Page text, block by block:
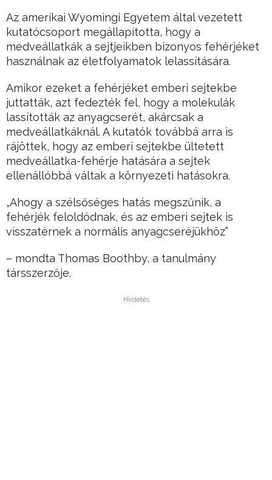
Az amerikai Wyomingi Egyetem által vezetett
kutatócsoport megállapította, hogy a
medveállatkák a sejtjeikben bizonyos fehérjéket
használnak az életfolyamatok lelassítására.
Amikor ezeket a fehérjéket emberi sejtekbe
juttatták, azt fedezték fel, hogy a molekulák
lassították az anyagcserét, akárcsak a
medveállatkáknál. A kutatók továbbá arra is
rájöttek, hogy az emberi sejtekbe ültetett
medveállatka-fehérje hatására a sejtek
ellenállóbbá váltak a környezeti hatásokra.
„Ahogy a szélsőséges hatás megszűnik, a
fehérjék feloldódnak, és az emberi sejtek is
visszatérnek a normális anyagcseréjükhöz”
– mondta Thomas Boothby, a tanulmány
társszerzője.
Hirdetés